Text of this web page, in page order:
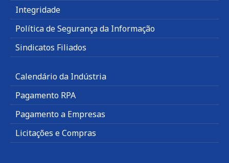
Integridade
Política de Segurança da Informação
Sindicatos Filiados
Calendário da Indústria
Pagamento RPA
Pagamento a Empresas
Licitações e Compras